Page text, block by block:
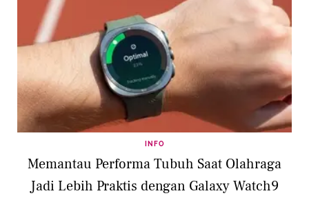
INFO
Memantau Performa Tubuh Saat Olahraga
Jadi Lebih Praktis dengan Galaxy Watch9